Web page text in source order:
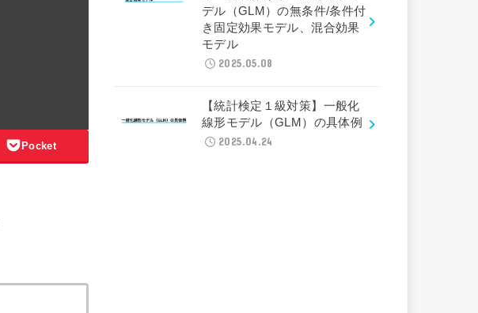
Pocket
デル（GLM）の無条件/条件付
き固定効果モデル、混合効果
モデル
2025.05.08
【統計検定１級対策】一般化
線形モデル（GLM）の具体例
2025.04.24